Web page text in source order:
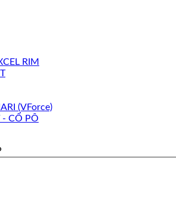
RIM
(VForce)
- CỔ PÔ